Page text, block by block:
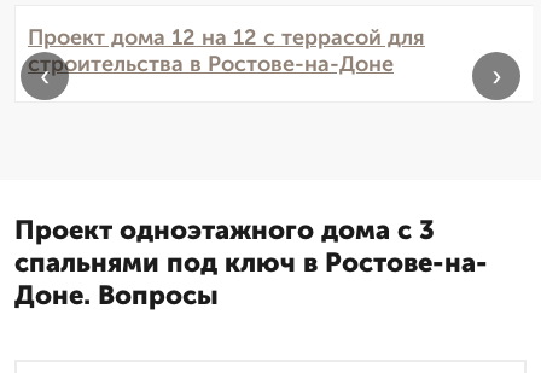
Проект дома 12 на 12 с террасой для
строительства в Ростове-на-Доне
‹ ›
Проект одноэтажного дома с 3
спальнями под ключ в Ростове-на-
Доне. Вопросы